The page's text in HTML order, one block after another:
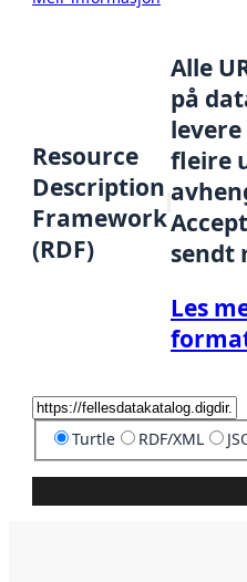
Resource
Description
Framework
(RDF)
Alle
på
fleire
sendt
Les
Turtle RDF/XML